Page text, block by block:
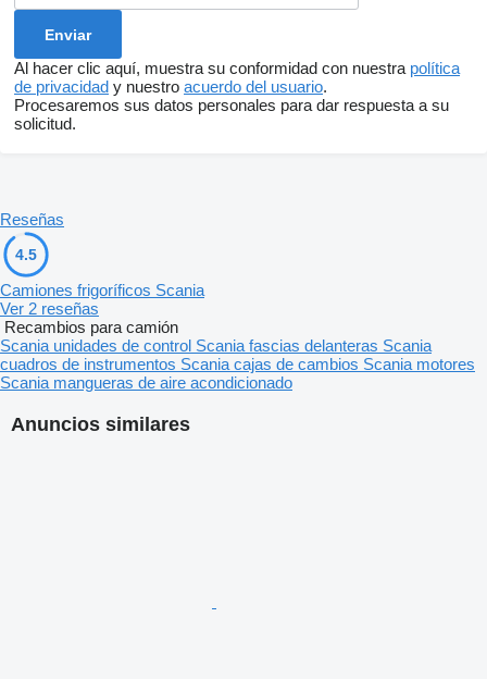
Al hacer clic aquí, muestra su conformidad con nuestra política
de privacidad y nuestro acuerdo del usuario.
Procesaremos sus datos personales para dar respuesta a su
solicitud.
Anuncios similares
Reseñas
4.5
Camiones frigoríficos Scania
Ver 2 reseñas
Recambios para camión
Scania unidades de control Scania fascias delanteras Scania
cuadros de instrumentos Scania cajas de cambios Scania motores
Scania mangueras de aire acondicionado